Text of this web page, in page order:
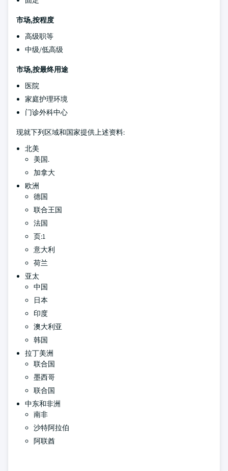
市场,按程度
高级职等
中级/低高级
市场,按最终用途
医院
家庭护理环境
门诊外科中心
现就下列区域和国家提供上述资料:
北美
美国.
加拿大
欧洲
德国
联合王国
法国
页:1
意大利
荷兰
亚太
中国
日本
印度
澳大利亚
韩国
拉丁美洲
联合国
墨西哥
联合国
中东和非洲
南非
沙特阿拉伯
阿联酋